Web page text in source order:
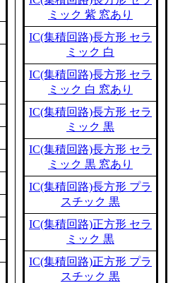
ミック 紫 窓あり
IC(集積回路)長方形 セラ
ミック 白
IC(集積回路)長方形 セラ
ミック 白 窓あり
IC(集積回路)長方形 セラ
ミック 黒
IC(集積回路)長方形 セラ
ミック 黒 窓あり
IC(集積回路)長方形 プラ
スチック 黒
IC(集積回路)正方形 セラ
ミック 黒
IC(集積回路)正方形 プラ
スチック 黒